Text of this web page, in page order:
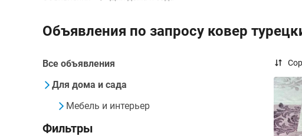
Объявления по запросу ковер
Все объявления
Для дома и сада
Мебель и интерьер
Фильтры